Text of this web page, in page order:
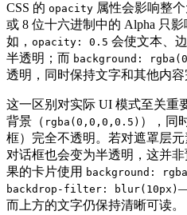
CSS 的 opacity 属性会影响整
或 8 位十六进制中的 Alpha 只
如， opacity: 0.5 会使文本、
半透明；而 background:
透明，同时保持文字和其他内容
这一区别对实际 UI 模式至关重
背景（ rgba(0,0,0,0.5) ），同
框）完全不透明。若对遮罩层元
对话框也会变为半透明，这并
果的卡片使用 background:
backdrop-filter: blur(10px)
而上方的文字仍保持清晰可读。